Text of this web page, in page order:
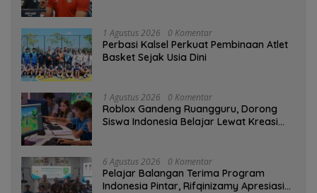
1 Agustus 2026 0 Komentar
Perbasi Kalsel Perkuat Pembinaan Atlet
Basket Sejak Usia Dini
1 Agustus 2026 0 Komentar
Roblox Gandeng Ruangguru, Dorong
Siswa Indonesia Belajar Lewat Kreasi
6 Agustus 2026 0 Komentar
Pelajar Balangan Terima Program
Indonesia Pintar, Rifqinizamy Apresiasi